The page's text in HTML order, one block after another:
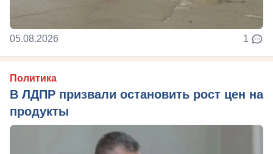
05.08.2026 1
Политика
В ЛДПР призвали остановить рост цен на
продукты